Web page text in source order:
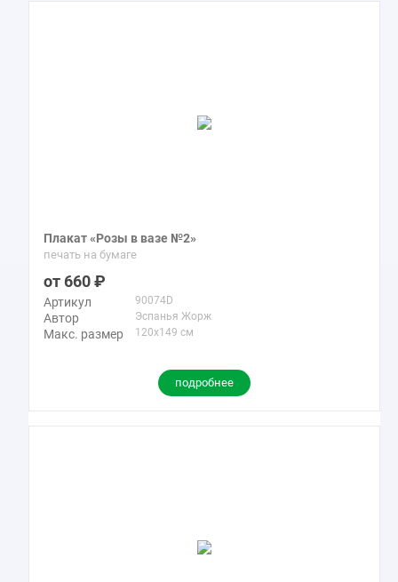
Плакат «Розы в вазе №2»
печать на бумаге
660
Артикул 90074D
Автор Эспанья Жорж
Макс. размер 120x149 см
подробнее